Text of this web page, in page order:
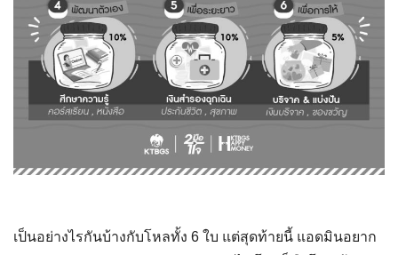
เป็นอย่างไรกันบ้างกับโหลทั้ง 6 ใบ แต่สุดท้ายนี้ แอดมินอยาก